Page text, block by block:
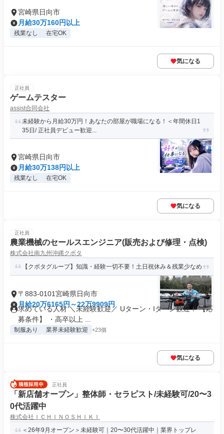
宮崎県日向市
月給30万160円以上
残業なし 在宅OK
気になる
正社員
ゲームテスター
assist合同会社
未経験から月給30万円！あなたの部屋が職場になる！＜年間休日1
35日/ 正社員デビュー歓迎...
宮崎県日向市
月給30万138円以上
残業なし 在宅OK
気になる
正社員
農業機械のセールスエンジニア(販売および修理・点検)
株式会社南九州沖縄クボタ
【クボタグループ】知識・経験一切不要！土日祝休み＆残業少なめ
〒883-0101宮崎県日向市
月給20万6165円～22万9909円
求めている人材 ＼未経験歓迎／ Uターン・Iターン歓迎！ 【応
募条件】 ・高卒以上 ...
制服あり 業界未経験歓迎 +23個
気になる
正社員
「新店舗オープン」整体師・セラピスト/未経験可/20〜3
0代活躍中
株式会社ＩＣＨＩＮＯＳＨＩＫＩ
＜26年9月オープン＞未経験可｜20〜30代活躍中｜業界トップレ